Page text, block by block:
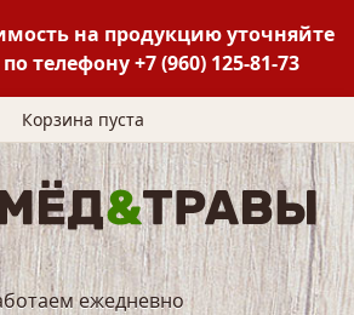
на продукцию уточняйте
телефону+7 (960) 125-81-73
Корзина пуста
ежедневно